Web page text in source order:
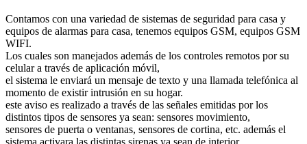
Contamos con una variedad de sistemas de seguridad para casa y
equipos de alarmas para casa, tenemos equipos GSM, equipos GSM
WIFI.
Los cuales son manejados además de los controles remotos por su
celular a través de aplicación móvil,
el sistema le enviará un mensaje de texto y una llamada telefónica al
momento de existir intrusión en su hogar.
este aviso es realizado a través de las señales emitidas por los
distintos tipos de sensores ya sean: sensores movimiento,
sensores de puerta o ventanas, sensores de cortina, etc. además el